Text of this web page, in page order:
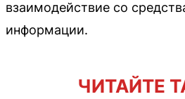
взаимодействие со
информации.
ЧИТАЙТЕ